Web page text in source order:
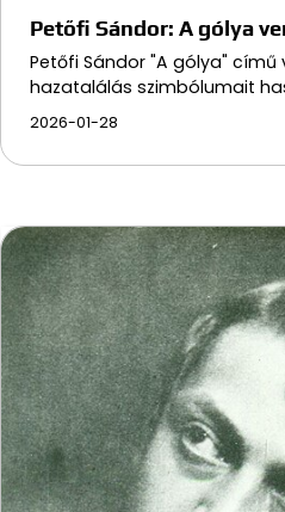
Petőfi Sándor: A gólya
Petőfi Sándor "A gólya" című
hazatalálás szimbólumait
2026-01-28